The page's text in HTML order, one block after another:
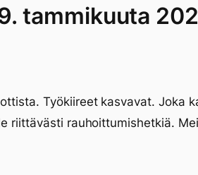
tammikuuta
Työkiireet kasvavat. Joka
riittävästi rauhoittumishetkiä.